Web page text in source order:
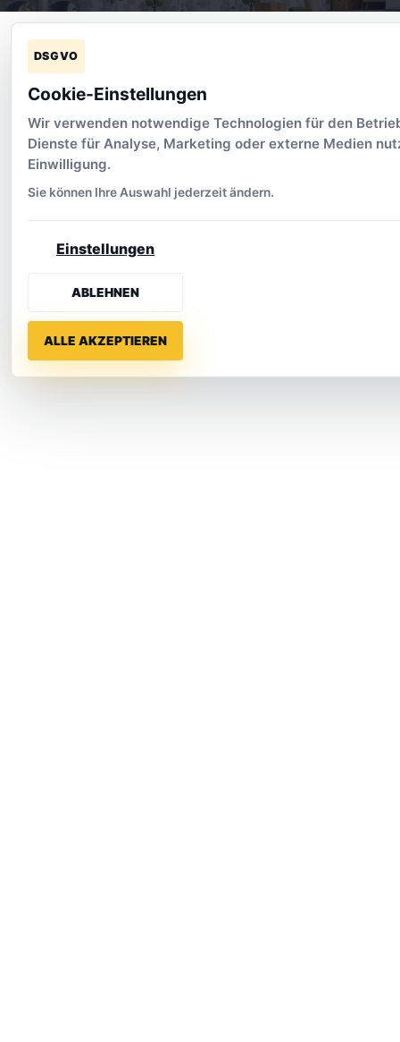
DSGVO
Cookie-Einstellungen
Wir verwenden notwendige Technologien für den
Dienste für Analyse, Marketing oder externe Medien
Einwilligung.
Sie können Ihre Auswahl jederzeit ändern.
Einstellungen
ABLEHNEN
ALLE AKZEPTIEREN